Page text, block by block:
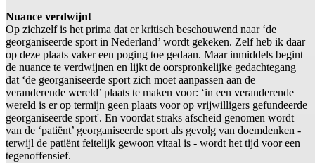
Nuance verdwijnt
Op zichzelf is het prima dat er kritisch beschouwend naar ‘de
georganiseerde sport in Nederland’ wordt gekeken. Zelf heb ik daar
op deze plaats vaker een poging toe gedaan. Maar inmiddels begint
de nuance te verdwijnen en lijkt de oorspronkelijke gedachtegang
dat ‘de georganiseerde sport zich moet aanpassen aan de
veranderende wereld’ plaats te maken voor: ‘in een veranderende
wereld is er op termijn geen plaats voor op vrijwilligers gefundeerde
georganiseerde sport'. En voordat straks afscheid genomen wordt
van de ‘patiënt’ georganiseerde sport als gevolg van doemdenken -
terwijl de patiënt feitelijk gewoon vitaal is - wordt het tijd voor een
tegenoffensief.